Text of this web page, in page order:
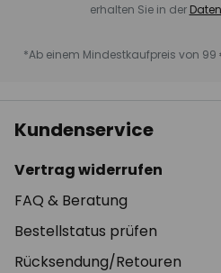
erhalten Sie in der
*Ab einem Mindestkaufpreis von
Kundenservice
Vertrag widerrufen
FAQ & Beratung
Bestellstatus prüfen
Rücksendung/Retouren